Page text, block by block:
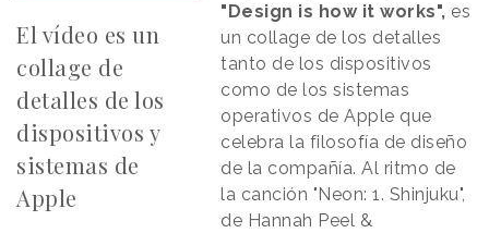
El vídeo es un
collage de
detalles de los
dispositivos y
sistemas de
Apple
"Design is how it works", es
un collage de los detalles
tanto de los dispositivos
como de los sistemas
operativos de Apple que
celebra la filosofía de diseño
de la compañía. Al ritmo de
la canción "Neon: 1. Shinjuku",
de Hannah Peel &